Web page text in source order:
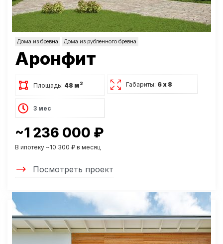
Дома из бревна Дома из рубленного бревна
Аронфит
Площадь: 48 м2 Габариты: 6 х 8
3 мес
~1 236 000 ₽
В ипотеку ~10 300 ₽ в месяц
Посмотреть проект